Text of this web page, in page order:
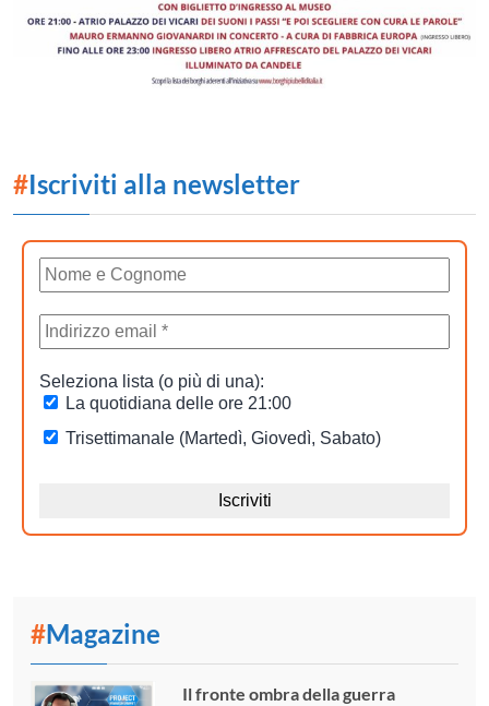
#Iscriviti alla newsletter
#Magazine
Il fronte ombra della guerra